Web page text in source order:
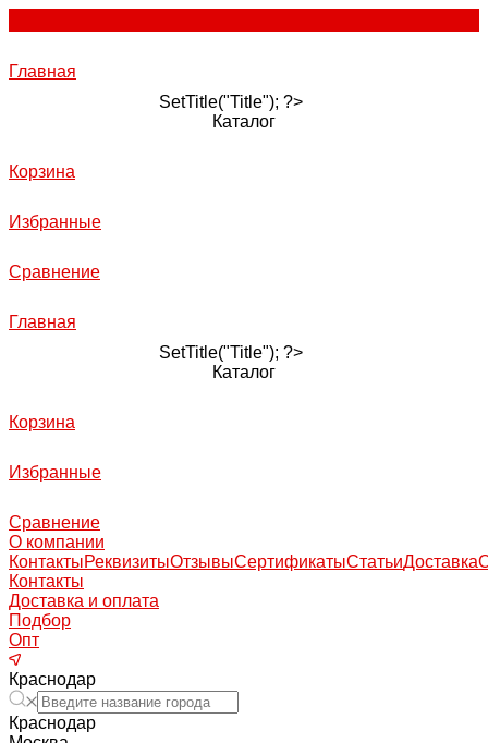
Главная
SetTitle("Title"); ?>
Каталог
Корзина
Избранные
Сравнение
Главная
SetTitle("Title"); ?>
Каталог
Корзина
Избранные
Сравнение
О компании
КонтактыРеквизитыОтзывыСертификатыСтатьиДоставка
Контакты
Доставка и оплата
Подбор
Опт
Краснодар
Краснодар